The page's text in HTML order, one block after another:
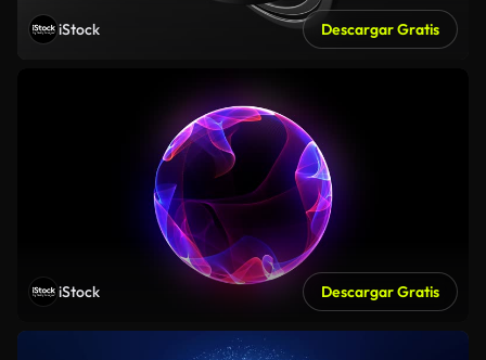
iStock Descargar Gratis
iStock Descargar Gratis